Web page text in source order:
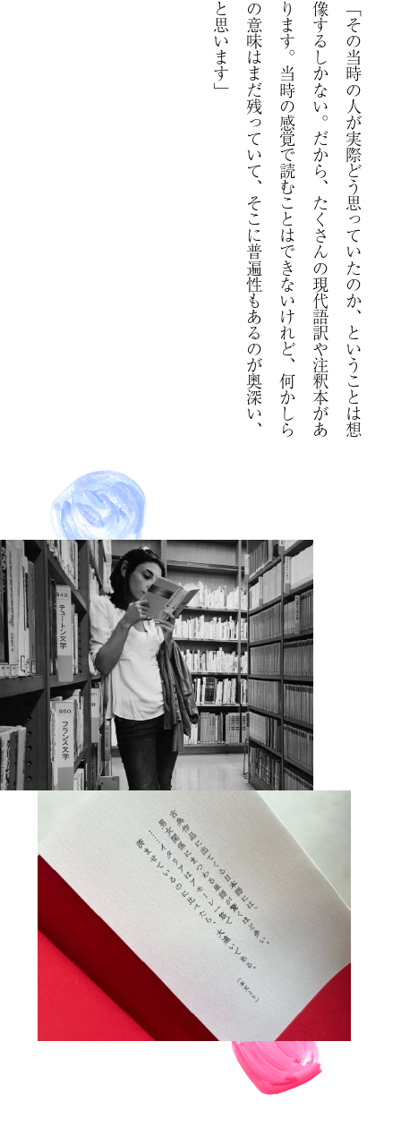
「
そ
の
当
時
の
人
が
実
際
ど
う
思
っ
て
い
た
の
か
、
と
い
う
こ
と
は
想
像
す
る
し
か
な
い
。
だ
か
ら
、
た
く
さ
ん
の
現
代
語
訳
や
注
釈
本
が
あ
り
ま
す
。
当
時
の
感
覚
で
読
む
こ
と
は
で
き
な
い
け
れ
ど
、
何
か
し
ら
の
意
味
は
ま
だ
残
っ
て
い
て
、
そ
こ
に
普
遍
性
も
あ
る
の
が
奥
深
い
、
と
思
い
ま
す
」